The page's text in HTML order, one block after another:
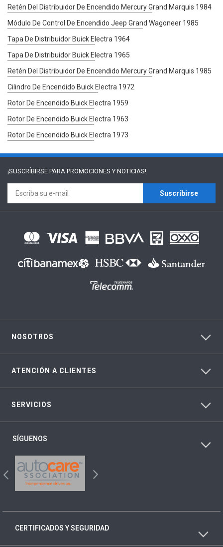
Retén Del Distribuidor De Encendido Mercury Grand Marquis 1984
Módulo De Control De Encendido Jeep Grand Wagoneer 1985
Tapa De Distribuidor Buick Electra 1964
Tapa De Distribuidor Buick Electra 1965
Retén Del Distribuidor De Encendido Mercury Grand Marquis 1985
Cilindro De Encendido Buick Electra 1972
Rotor De Encendido Buick Electra 1959
Rotor De Encendido Buick Electra 1963
Rotor De Encendido Buick Electra 1973
¡SUSCRÍBIRSE PARA PROMOCIONES Y NOTICIAS!
Suscríbirse
NOSOTROS
ATENCIÓN A CLIENTES
SERVICIOS
SÍGUENOS
CERTIFICADOS Y SEGURIDAD